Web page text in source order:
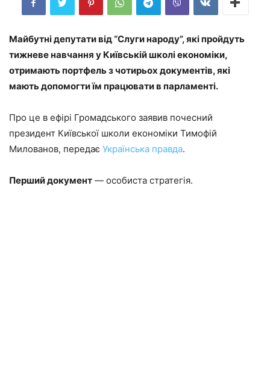
Майбутні депутати від “Слуги народу”, які пройдуть
тижневе навчання у Київській школі економіки,
отримають портфель з чотирьох документів, які
мають допомогти їм працювати в парламенті.
Про це в ефірі Громадського заявив почесний
президент Київської школи економіки Тимофій
Милованов, передає Українська правда.
Перший документ — особиста стратегія.